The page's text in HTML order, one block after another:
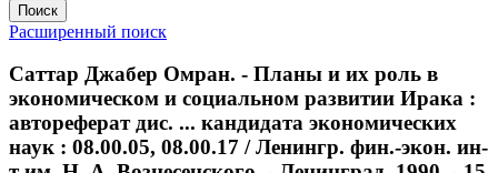
Поиск
Расширенный поиск
Саттар Джабер Омран. - Планы и их роль в
экономическом и социальном развитии Ирака :
автореферат дис. ... кандидата экономических
наук : 08.00.05, 08.00.17 / Ленингр. фин.-экон. ин-